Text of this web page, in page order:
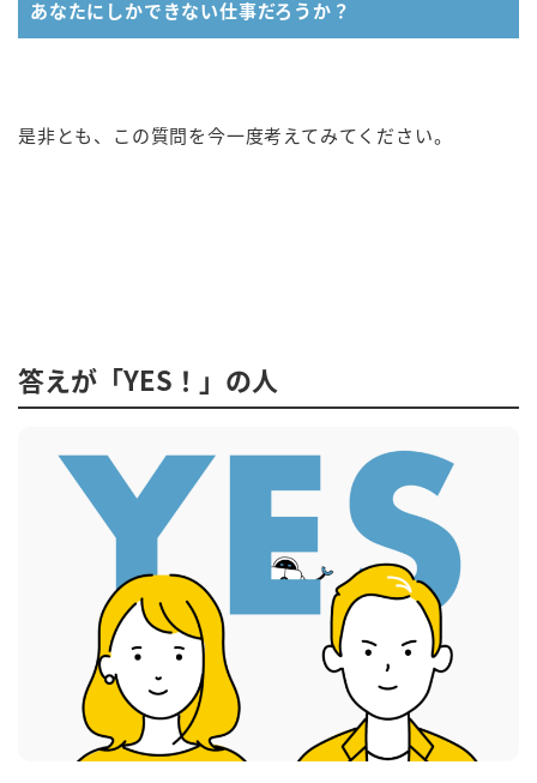
あなたにしかできない仕事だろうか？
是非とも、この質問を今一度考えてみてください。
答えが「YES！」の人